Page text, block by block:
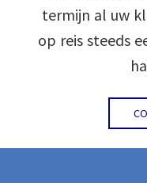
termijn al uw
op reis steeds